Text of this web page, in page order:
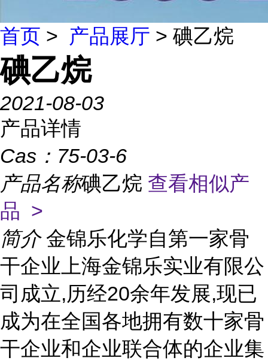
首页 > 产品展厅 > 碘乙烷
碘乙烷
2021-08-03
产品详情
Cas： 75-03-6
产品名称碘乙烷 查看相似产
品 >
简介 金锦乐化学自第一家骨
干企业上海金锦乐实业有限公
司成立,历经20余年发展,现已
成为在全国各地拥有数十家骨
干企业和企业联合体的企业集